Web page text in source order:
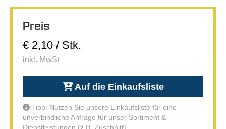
Preis
€ 2,10 / Stk.
inkl. MwSt
Auf die Einkaufsliste
Tipp: Nutzen Sie unsere Einkaufsliste für eine
unverbindliche Anfrage für unser Sortiment &